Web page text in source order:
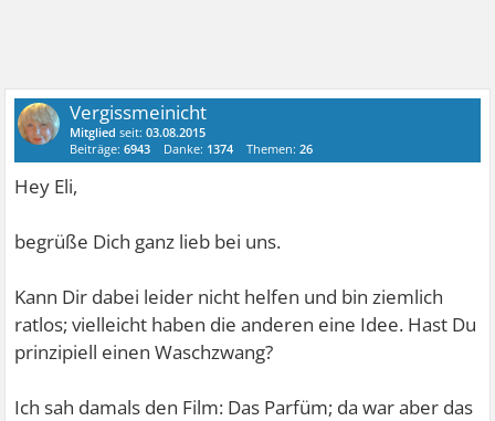
Vergissmeinicht
Mitglied seit:03.08.2015
Beiträge:6943 Danke: 1374 Themen:26
Hey Eli,
begrüße Dich ganz lieb bei uns.
Kann Dir dabei leider nicht helfen und bin ziemlich
ratlos; vielleicht haben die anderen eine Idee. Hast Du
prinzipiell einen Waschzwang?
Ich sah damals den Film: Das Parfüm; da war aber das